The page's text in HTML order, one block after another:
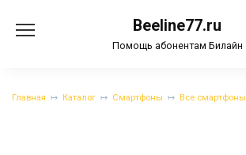
содержанию
Beeline77.ru
Помощь абонентам Билайн
Главная Каталог Смартфоны Все смартфоны